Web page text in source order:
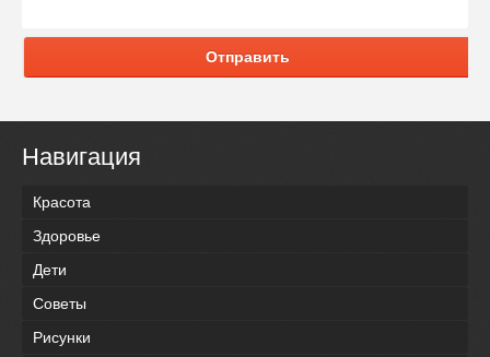
Отправить
Навигация
Красота
Здоровье
Дети
Советы
Рисунки